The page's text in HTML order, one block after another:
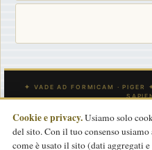
INDICE
Cookie e privacy.Usiamo solo
del sito. Con il tuo consenso
come è usato il sito (dati aggregati